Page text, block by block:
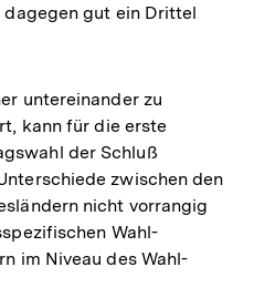
dagegen gut ein Drittel
untereinander zu
kann für die erste
der Schluß
zwischen den
nicht vorrangig
Wahl-
im Niveau des Wahl-